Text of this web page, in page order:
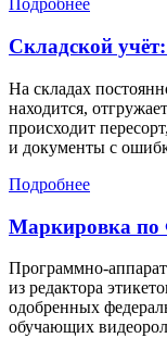
Подробнее
Складской
На складах
находится,
происходит
и документы с
Подробнее
Маркировка по
Программно-
из редактора
одобренных
обучающих